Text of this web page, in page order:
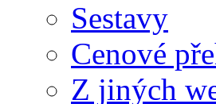
Sestavy
Cenové
Z jiných